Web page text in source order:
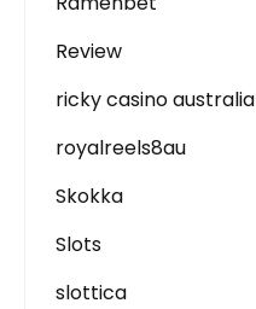
Review
ricky casino australia
royalreels8au
Skokka
Slots
slottica